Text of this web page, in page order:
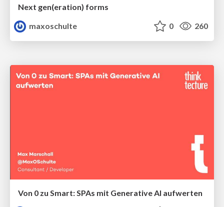
Next gen(eration) forms
maxoschulte
0 260
Von 0 zu Smart: SPAs mit Generative AI aufwerten